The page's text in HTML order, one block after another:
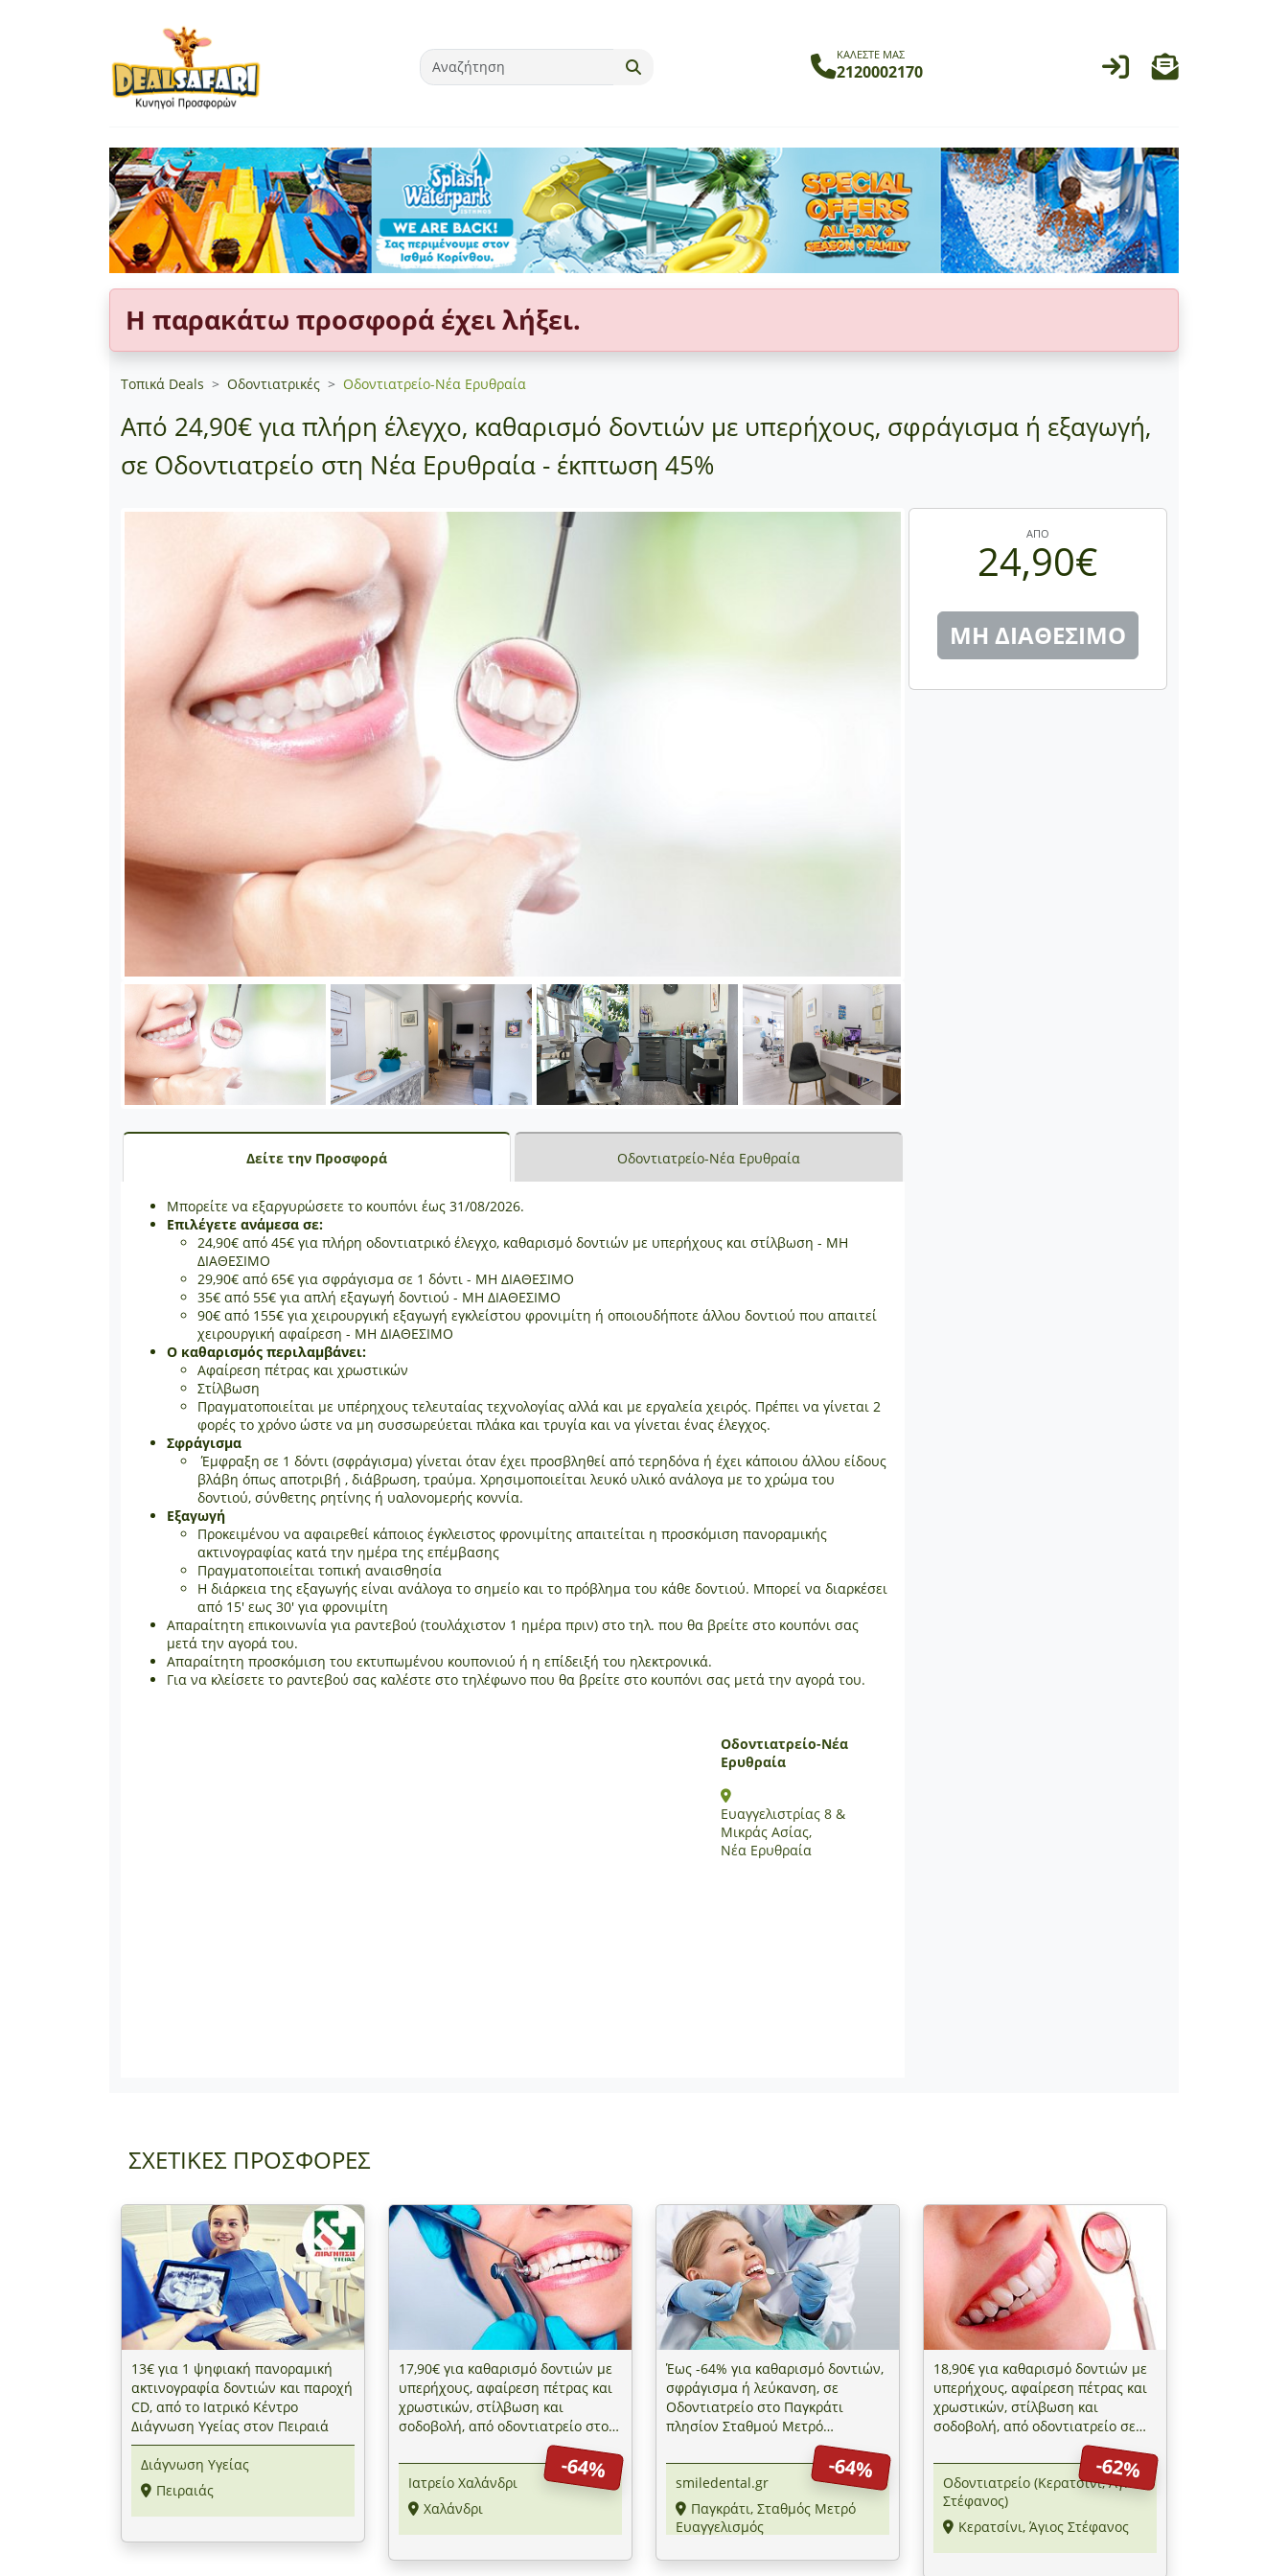
ΚΑΛΕΣΤΕ ΜΑΣ
2120002170
Η παρακάτω προσφορά έχει λήξει.
Τοπικά Deals Οδοντιατρικές Οδοντιατρείο-Νέα Ερυθραία
Από 24,90€ για πλήρη έλεγχο, καθαρισμό δοντιών με υπερήχους, σφράγισμα ή εξαγωγή,
σε Οδοντιατρείο στη Νέα Ερυθραία - έκπτωση 45%
Δείτε την Προσφορά Οδοντιατρείο-Νέα Ερυθραία
Μπορείτε να εξαργυρώσετε το κουπόνι έως 31/08/2026.
Επιλέγετε ανάμεσα σε:
24,90€ από 45€ για πλήρη οδοντιατρικό έλεγχο, καθαρισμό δοντιών με υπερήχους και στίλβωση - ΜΗ
ΔΙΑΘΕΣΙΜΟ
29,90€ από 65€ για σφράγισμα σε 1 δόντι - ΜΗ ΔΙΑΘΕΣΙΜΟ
35€ από 55€ για απλή εξαγωγή δοντιού - ΜΗ ΔΙΑΘΕΣΙΜΟ
90€ από 155€ για χειρουργική εξαγωγή εγκλείστου φρονιμίτη ή οποιουδήποτε άλλου δοντιού που απαιτεί
χειρουργική αφαίρεση - ΜΗ ΔΙΑΘΕΣΙΜΟ
Ο καθαρισμός περιλαμβάνει:
Αφαίρεση πέτρας και χρωστικών
Στίλβωση
Πραγματοποιείται με υπέρηχους τελευταίας τεχνολογίας αλλά και με εργαλεία χειρός. Πρέπει να γίνεται 2
φορές το χρόνο ώστε να μη συσσωρεύεται πλάκα και τρυγία και να γίνεται ένας έλεγχος.
Σφράγισμα
Έμφραξη σε 1 δόντι (σφράγισμα) γίνεται όταν έχει προσβληθεί από τερηδόνα ή έχει κάποιου άλλου είδους
βλάβη όπως αποτριβή , διάβρωση, τραύμα. Χρησιμοποιείται λευκό υλικό ανάλογα με το χρώμα του
δοντιού, σύνθετης ρητίνης ή υαλονομερής κοννία.
Εξαγωγή
Προκειμένου να αφαιρεθεί κάποιος έγκλειστος φρονιμίτης απαιτείται η προσκόμιση πανοραμικής
ακτινογραφίας κατά την ημέρα της επέμβασης
Πραγματοποιείται τοπική αναισθησία
Η διάρκεια της εξαγωγής είναι ανάλογα το σημείο και το πρόβλημα του κάθε δοντιού. Μπορεί να διαρκέσει
από 15' εως 30' για φρονιμίτη
Απαραίτητη επικοινωνία για ραντεβού (τουλάχιστον 1 ημέρα πριν) στο τηλ. που θα βρείτε στο κουπόνι σας
μετά την αγορά του.
Απαραίτητη προσκόμιση του εκτυπωμένου κουπονιού ή η επίδειξή του ηλεκτρονικά.
Για να κλείσετε το ραντεβού σας καλέστε στο τηλέφωνο που θα βρείτε στο κουπόνι σας μετά την αγορά του.
Οδοντιατρείο-Νέα
Ερυθραία
Ευαγγελιστρίας 8 &
Μικράς Ασίας,
Νέα Ερυθραία
ΑΠΟ
24,90€
ΜΗ ΔΙΑΘΕΣΙΜΟ
ΣΧΕΤΙΚΕΣ ΠΡΟΣΦΟΡΕΣ
13€ για 1 ψηφιακή πανοραμική
ακτινογραφία δοντιών και παροχή
CD, από το Ιατρικό Κέντρο
Διάγνωση Υγείας στον Πειραιά
Διάγνωση Υγείας
Πειραιάς
17,90€ για καθαρισμό δοντιών με
υπερήχους, αφαίρεση πέτρας και
χρωστικών, στίλβωση και
σοδοβολή, από οδοντιατρείο στο
-64%
Ιατρείο Χαλάνδρι
Χαλάνδρι
Έως -64% για καθαρισμό δοντιών,
σφράγισμα ή λεύκανση, σε
Οδοντιατρείο στο Παγκράτι
πλησίον Σταθμού Μετρό
-64%
smiledental.gr
Παγκράτι, Σταθμός Μετρό
Ευαγγελισμός
18,90€ για καθαρισμό δοντιών με
υπερήχους, αφαίρεση πέτρας και
χρωστικών, στίλβωση και
σοδοβολή, από οδοντιατρείο σε
Κερατσίνι και Άγιο Στέφανο
-62%
Οδοντιατρείο (Κερατσίνι, Άγ.
Στέφανος)
Κερατσίνι, Άγιος Στέφανος